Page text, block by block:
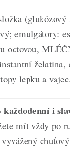
emulgátory:
octovou,
želatina,
lepku a vajec.
i
mít vždy po